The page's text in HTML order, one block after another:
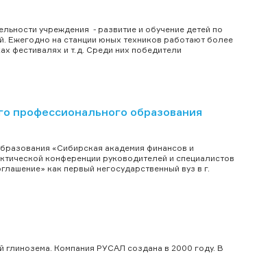
учреждения - развитие и обучение детей по
Ежегодно на станции юных техников работают более
фестивалях и т.д. Среди них победители
профессионального образования
«Сибирская академия финансов и
конференции руководителей и специалистов
как первый негосударственный вуз в г.
Компания РУСАЛ создана в 2000 году. В